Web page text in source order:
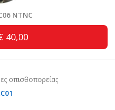
NTNC
40,00
οπισθοπορείας